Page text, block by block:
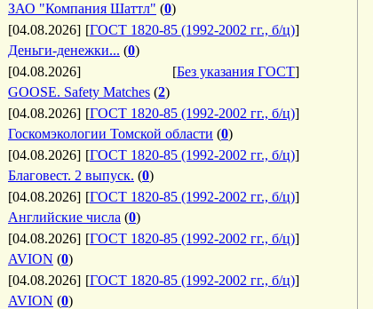
ЗАО "Компания Шаттл" (0)
[04.08.2026] [ГОСТ 1820-85 (1992-2002 гг., б/ц)]
Деньги-денежки... (0)
[04.08.2026]
[Без указания ГОСТ]
GOOSE. Safety Matches (2)
[04.08.2026] [ГОСТ 1820-85 (1992-2002 гг., б/ц)]
Госкомэкологии Томской области (0)
[04.08.2026] [ГОСТ 1820-85 (1992-2002 гг., б/ц)]
Благовест. 2 выпуск. (0)
[04.08.2026] [ГОСТ 1820-85 (1992-2002 гг., б/ц)]
Английские числа (0)
[04.08.2026] [ГОСТ 1820-85 (1992-2002 гг., б/ц)]
AVION (0)
[04.08.2026] [ГОСТ 1820-85 (1992-2002 гг., б/ц)]
AVION (0)